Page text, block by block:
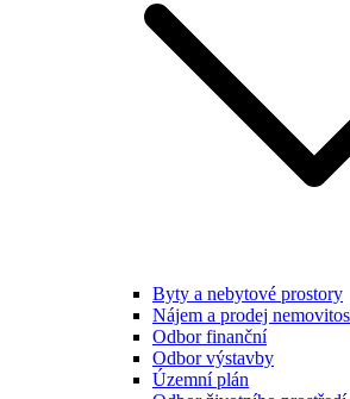
Byty a nebytové prostory
Nájem a prodej
Odbor finanční
Odbor výstavby
Územní plán